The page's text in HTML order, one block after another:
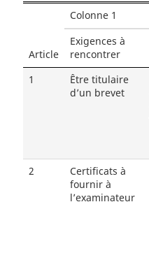
Article
Colonne 1
Exigences à
rencontrer
1
Être titulaire
d’un brevet
2
Certificats à
fournir à
l’examinateur